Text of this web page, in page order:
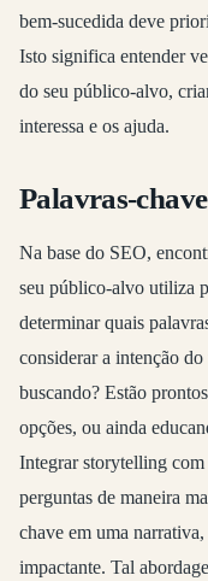
bem-sucedida deve
Isto significa entender
do seu público-alvo,
interessa e os ajuda.
Palavras-
Na base do SEO,
seu público-alvo utiliza
determinar quais
considerar a intenção
buscando? Estão
opções, ou ainda
Integrar storytelling com
perguntas de maneira
chave em uma
impactante. Tal